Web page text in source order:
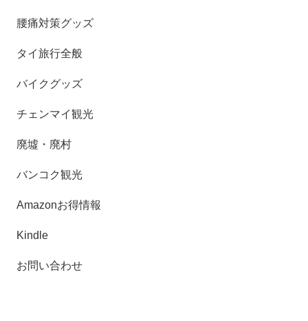
腰痛対策グッズ
タイ旅行全般
バイクグッズ
チェンマイ観光
廃墟・廃村
バンコク観光
Amazonお得情報
Kindle
お問い合わせ